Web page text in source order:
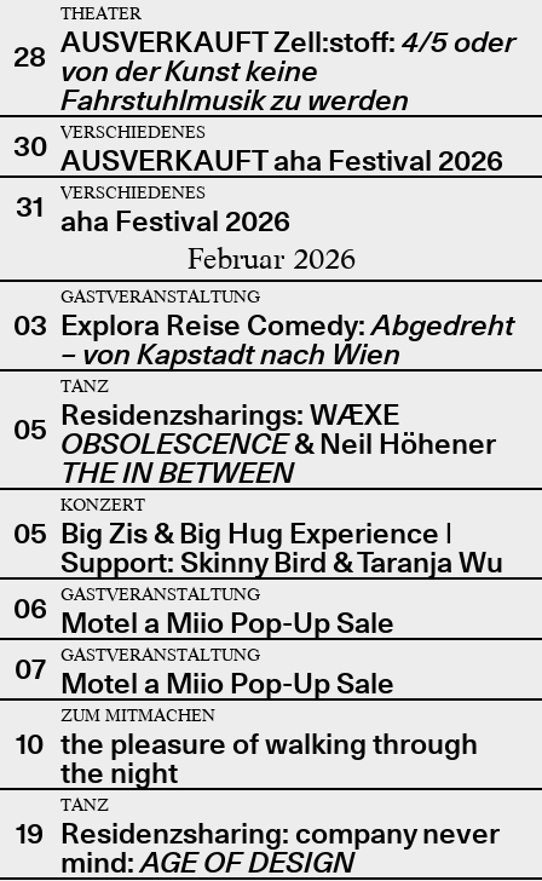
28
THEATER
AUSVERKAUFT Zell:stoff: 4/5 oder
von der Kunst keine
Fahrstuhlmusik zu werden
30
VERSCHIEDENES
AUSVERKAUFT aha Festival 2026
31
VERSCHIEDENES
aha Festival 2026
Februar 2026
03
GASTVERANSTALTUNG
Explora Reise Comedy:Abgedreht
– von Kapstadt nach Wien
05
TANZ
Residenzsharings: WÆXE
OBSOLESCENCE& Neil Höhener
THE IN BETWEEN
05
KONZERT
Big Zis & Big Hug Experience |
Support: Skinny Bird & Taranja Wu
06
GASTVERANSTALTUNG
Motel a Miio Pop-Up Sale
07
GASTVERANSTALTUNG
Motel a Miio Pop-Up Sale
10
ZUM MITMACHEN
the pleasure of walking through
the night
19
TANZ
Residenzsharing: company never
mind:AGE OF DESIGN